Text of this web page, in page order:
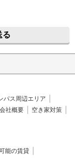
る
パス周辺エリア
会社概要
空き家対策
能の賃貸